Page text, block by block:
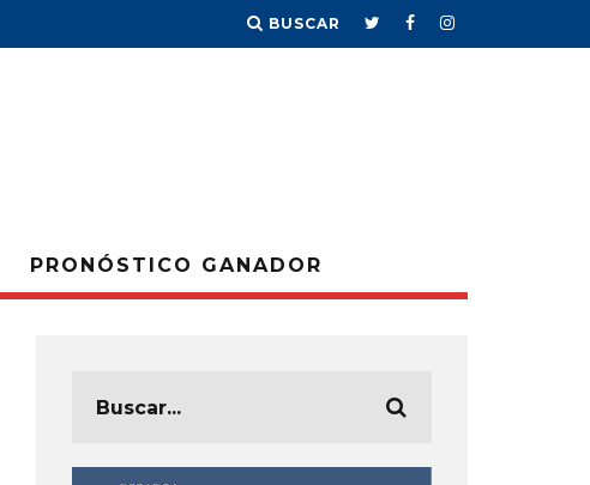
BUSCAR
PRONÓSTICO GANADOR